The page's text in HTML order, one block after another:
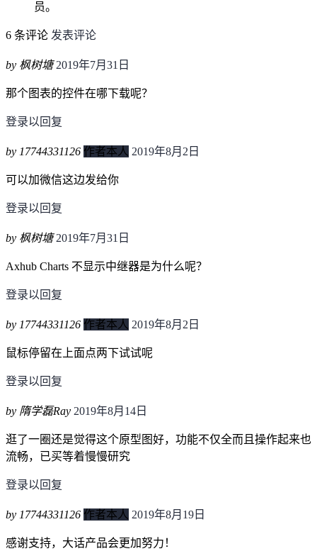
员。
6 条评论 发表评论
by 枫树塘 2019年7月31日
那个图表的控件在哪下载呢？
登录以回复
by 17744331126 作者本人 2019年8月2日
可以加微信这边发给你
登录以回复
by 枫树塘 2019年7月31日
Axhub Charts 不显示中继器是为什么呢？
登录以回复
by 17744331126 作者本人 2019年8月2日
鼠标停留在上面点两下试试呢
登录以回复
by 隋学磊Ray 2019年8月14日
逛了一圈还是觉得这个原型图好，功能不仅全而且操作起来也
流畅，已买等着慢慢研究
登录以回复
by 17744331126 作者本人 2019年8月19日
感谢支持，大话产品会更加努力！